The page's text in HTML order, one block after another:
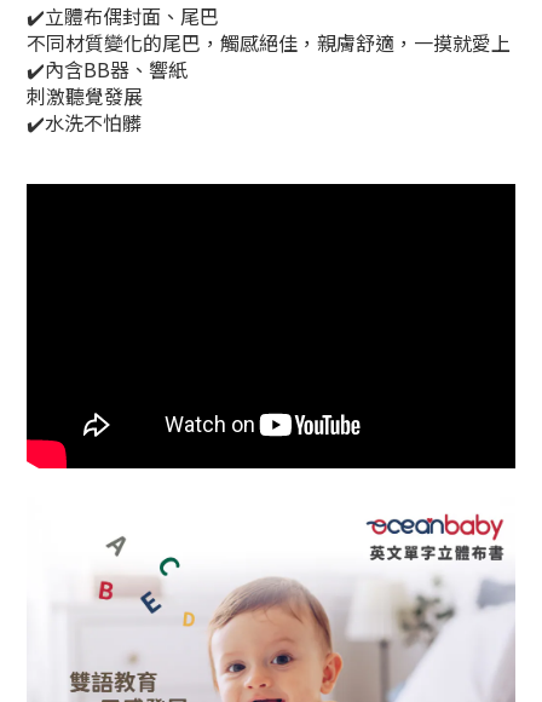
✔️立體布偶封面、尾巴
不同材質變化的尾巴，觸感絕佳，親膚舒適，一摸就愛上
✔️內含BB器、響紙
刺激聽覺發展
✔️水洗不怕髒